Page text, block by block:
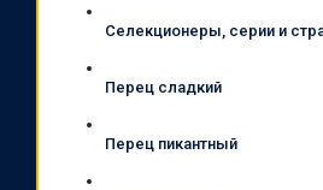
Селекционеры, серии и
Перец сладкий
Перец пикантный